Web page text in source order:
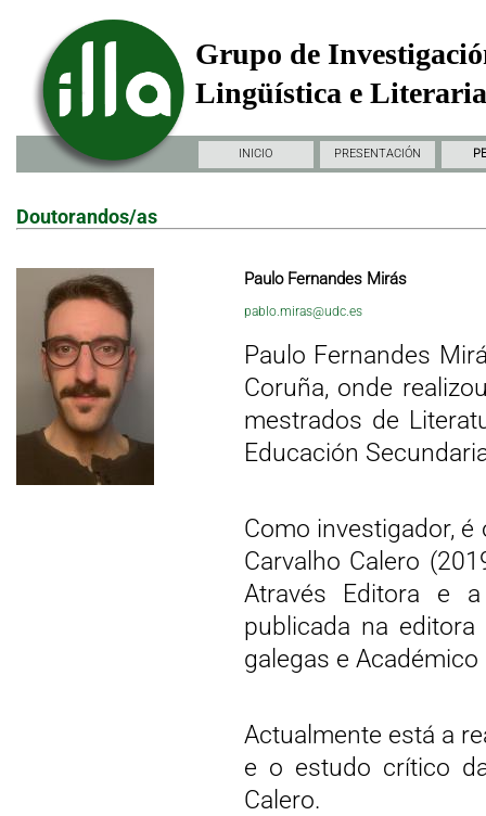
Grupo de
Lingüística e
INICIO PRESENTACIÓN
Doutorandos/as
Paulo Fernandes Mirás
pablo.miras@udc.es
Paulo Fernandes
Coruña, onde
mestrados de
Educación
Como investigador,
Carvalho Calero
Através Editora e
publicada na
galegas e
Actualmente está a
e o estudo crítico
Calero.